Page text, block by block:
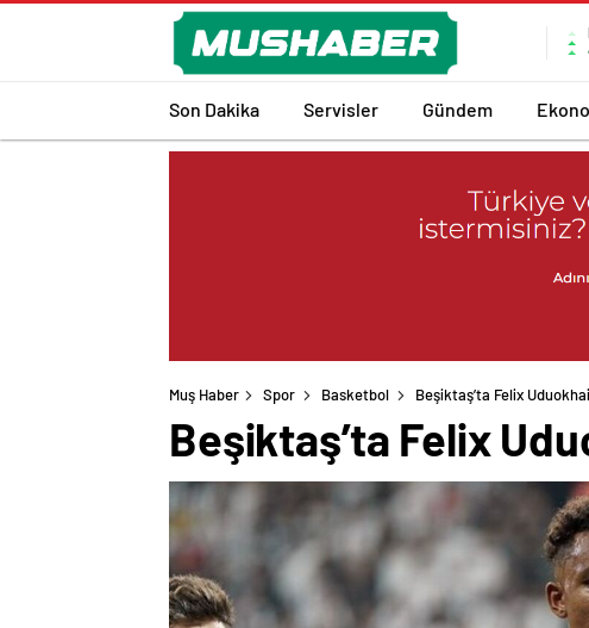
Son Dakika Servisler Gündem
Muş Haber Spor Basketbol Beşiktaş’ta Felix
Beşiktaş’ta Felix